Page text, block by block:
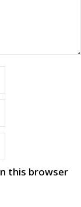
this browser